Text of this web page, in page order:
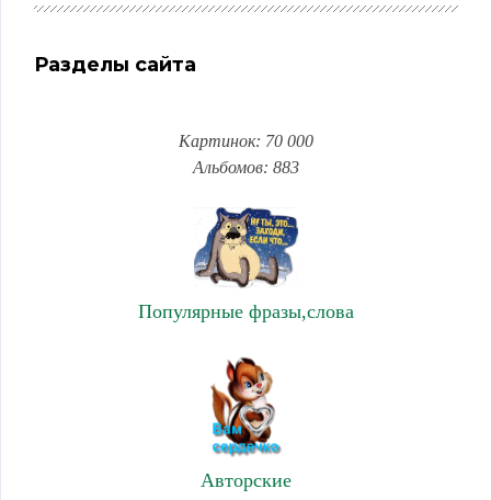
Разделы сайта
Картинок: 70 000
Альбомов: 883
Популярные фразы,слова
Авторские